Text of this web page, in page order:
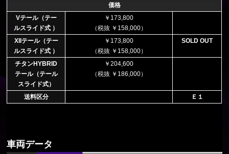
価格
Vテール（テー
ルスライド式 ）
￥173,800
（税抜 ￥158,000）
XIIテール（テー
ルスライド式 ）
￥173,800
（税抜 ￥158,000）
SOLD OUT
チタンHYBRID
テール（テール
スライド式）
￥204,600
（税抜 ￥186,000）
送料区分 Ｅ１
車両データ